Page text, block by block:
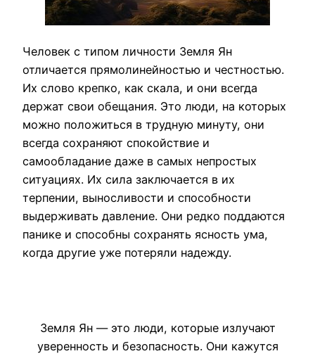
Человек с типом личности Земля Ян
отличается прямолинейностью и честностью.
Их слово крепко, как скала, и они всегда
держат свои обещания. Это люди, на которых
можно положиться в трудную минуту, они
всегда сохраняют спокойствие и
самообладание даже в самых непростых
ситуациях. Их сила заключается в их
терпении, выносливости и способности
выдерживать давление. Они редко поддаются
панике и способны сохранять ясность ума,
когда другие уже потеряли надежду.
Земля Ян — это люди, которые излучают
уверенность и безопасность. Они кажутся